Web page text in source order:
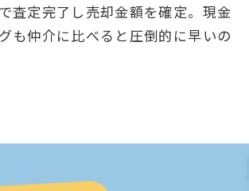
査定完了し売却金額を確定。現金
も仲介に比べると圧倒的に早いの